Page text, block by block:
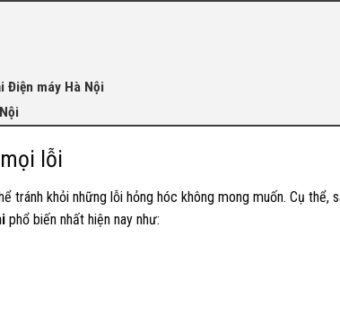
Điện máy Hà Nội
lỗi
tránh khỏi những lỗi hỏng hóc không mong muốn. Cụ thể,
phổ biến nhất hiện nay như: